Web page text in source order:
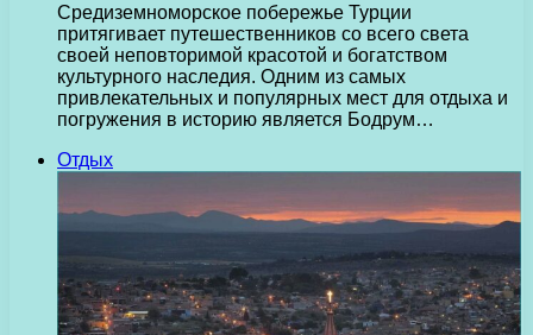
Средиземноморское побережье Турции
притягивает путешественников со всего света
своей неповторимой красотой и богатством
культурного наследия. Одним из самых
привлекательных и популярных мест для отдыха и
погружения в историю является Бодрум…
Отдых